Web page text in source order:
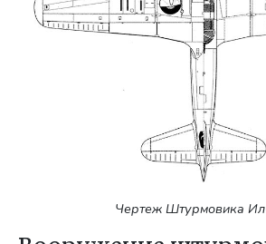
Чертеж Штурмовика